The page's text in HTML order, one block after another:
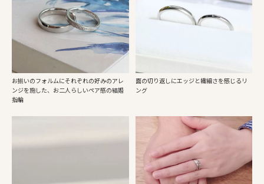
お揃いのフォルムにそれぞれの好みのアレ
ンジを施した、お二人らしいペア感の結婚
指輪
面の切り返しにエッジと繊細さを感じるリ
ング